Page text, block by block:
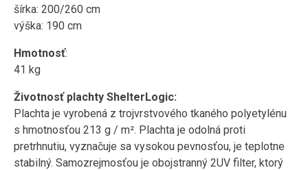
šírka: 200/260 cm
výška: 190 cm
Hmotnosť:
41 kg
Životnosť plachty ShelterLogic:
Plachta je vyrobená z trojvrstvového tkaného polyetylénu
s hmotnosťou 213 g / m². Plachta je odolná proti
pretrhnutiu, vyznačuje sa vysokou pevnosťou, je teplotne
stabilný. Samozrejmosťou je obojstranný 2UV filter, ktorý